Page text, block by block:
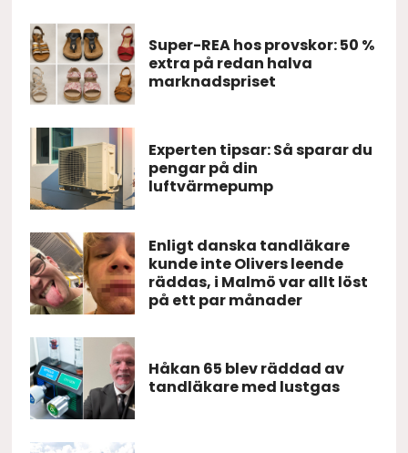
Super-REA hos provskor: 50 %
extra på redan halva
marknadspriset
Experten tipsar: Så sparar du
pengar på din
luftvärmepump
Enligt danska tandläkare
kunde inte Olivers leende
räddas, i Malmö var allt löst
på ett par månader
Håkan 65 blev räddad av
tandläkare med lustgas